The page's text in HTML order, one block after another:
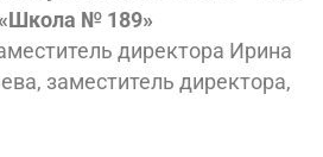
№ 189»
директора Ирина
заместитель директора,